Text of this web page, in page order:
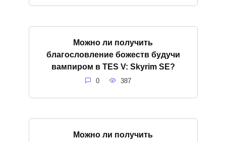
Можно ли получить
благословление божеств будучи
вампиром в TES V: Skyrim SE?
0 387
Можно ли получить